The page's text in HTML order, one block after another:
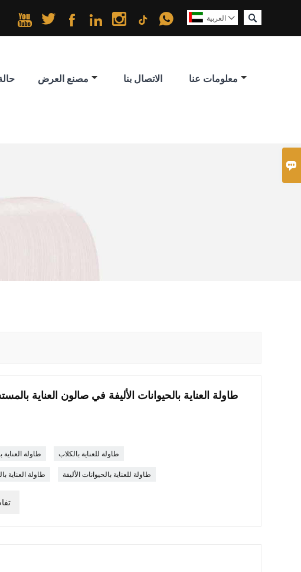

 العربية 
     
مصنع العرض الاتصال بنا معلومات عنا
طاولة العناية بالحيوانات الأليفة في صالون العناية
طاولة العناية طاولة للعناية بالكلاب
طاولة العناية طاولة للعناية بالحيوانات الأليفة